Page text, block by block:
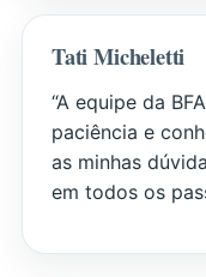
Tati Micheletti
“A equipe da
paciência e
as minhas
em todos os